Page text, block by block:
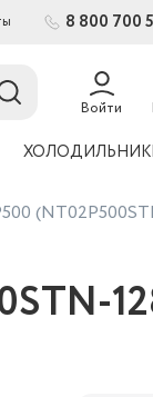
8 800 700
Войти